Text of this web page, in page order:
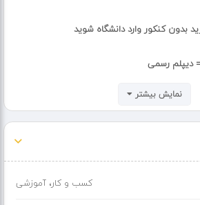
بدون کنکور وارد دانشگاه شوید
دیپلم رسمی
زمان
نمایش بیشتر
کسب و کار،آموزشی